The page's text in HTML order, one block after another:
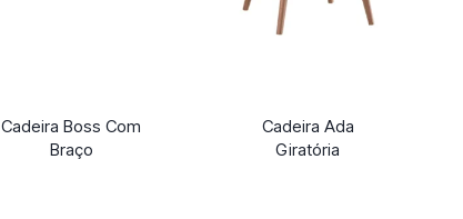
Cadeira Boss Com
Braço
Cadeira Ada
Giratória